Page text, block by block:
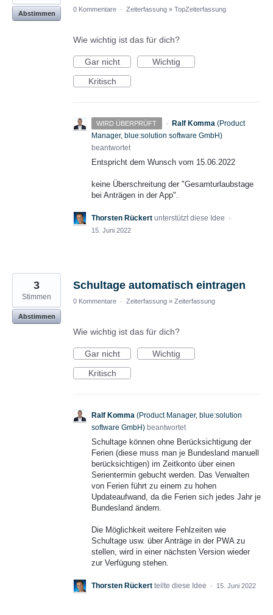
Abstimmen
0 Kommentare · Zeiterfassung » TopZeiterfassung
Wie wichtig ist das für dich?
Gar nicht
Wichtig
Kritisch
WIRD ÜBERPRÜFT · Ralf Komma (Product
Manager, blue:solution software GmbH)
beantwortet
Entspricht dem Wunsch vom 15.06.2022
keine Überschreitung der "Gesamturlaubstage
bei Anträgen in der App".
Thorsten Rückert unterstützt diese Idee ·
15. Juni 2022
Schultage automatisch eintragen
3
Stimmen
Abstimmen
0 Kommentare · Zeiterfassung » Zeiterfassung
Wie wichtig ist das für dich?
Gar nicht
Wichtig
Kritisch
Ralf Komma (Product Manager, blue:solution
software GmbH) beantwortet
Schultage können ohne Berücksichtigung der
Ferien (diese muss man je Bundesland manuell
berücksichtigen) im Zeitkonto über einen
Serientermin gebucht werden. Das Verwalten
von Ferien führt zu einem zu hohen
Updateaufwand, da die Ferien sich jedes Jahr je
Bundesland ändern.
Die Möglichkeit weitere Fehlzeiten wie
Schultage usw. über Anträge in der PWA zu
stellen, wird in einer nächsten Version wieder
zur Verfügung stehen.
Thorsten Rückert teilte diese Idee · 15. Juni 2022